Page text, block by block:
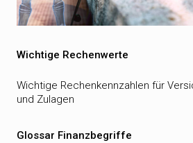
Wichtige Rechenwerte
Wichtige Rechenkennzahlen für
und Zulagen
Glossar Finanzbegriffe